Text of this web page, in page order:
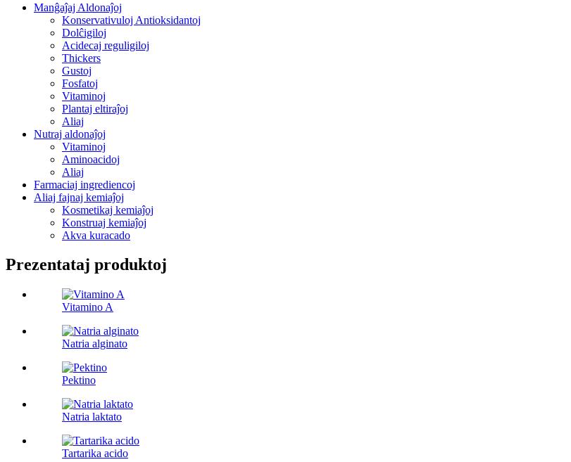
Manĝaĵaj Aldonaĵoj
Konservativuloj Antioksidantoj
Dolĉigiloj
Acidecaj reguligiloj
Thickers
Gustoj
Fosfatoj
Vitaminoj
Plantaj eltiraĵoj
Aliaj
Nutraj aldonaĵoj
Vitaminoj
Aminoacidoj
Aliaj
Farmaciaj ingrediencoj
Aliaj fajnaj kemiaĵoj
Kosmetikaj kemiaĵoj
Konstruaj kemiaĵoj
Akva kuracado
Prezentataj produktoj
Vitamino A
Natria alginato
Pektino
Natria laktato
Tartarika acido